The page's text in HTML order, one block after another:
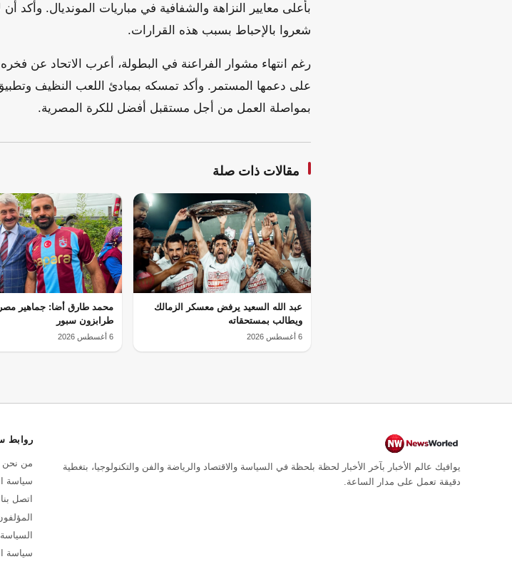
بأعلى معايير النزاهة والشفافية في مباريات المونديال. وأكد
شعروا بالإحباط بسبب هذه القرارات.
رغم انتهاء مشوار الفراعنة في البطولة، أعرب الاتحاد عن فخره
على دعمها المستمر. وأكد تمسكه بمبادئ اللعب النظيف وتطبيق
بمواصلة العمل من أجل مستقبل أفضل للكرة المصرية.
مقالات ذات صلة
عبد الله السعيد يرفض معسكر الزمالك
ويطالب بمستحقاته
6 أغسطس 2026
محمد طارق أضا: جماهير
طرابزون سبور
6 أغسطس 2026
يوافيك عالم الأخبار بآخر الأخبار لحظة بلحظة في السياسة والاقتصاد والرياضة والفن والتكنولوجيا، بتغطية
دقيقة تعمل على مدار الساعة.
روابط
من نحن
سياسة
اتصل بنا
السياسة
سياسة